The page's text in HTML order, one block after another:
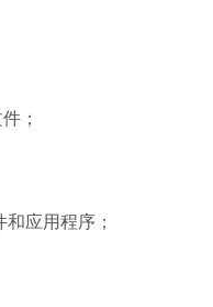
；
应用程序；